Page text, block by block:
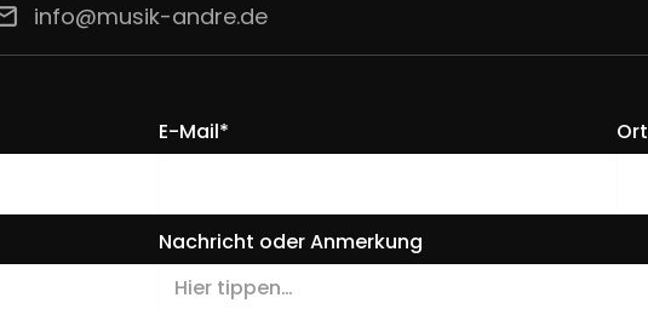
info@musik-andre.de
E-Mail* Ort
Nachricht oder Anmerkung